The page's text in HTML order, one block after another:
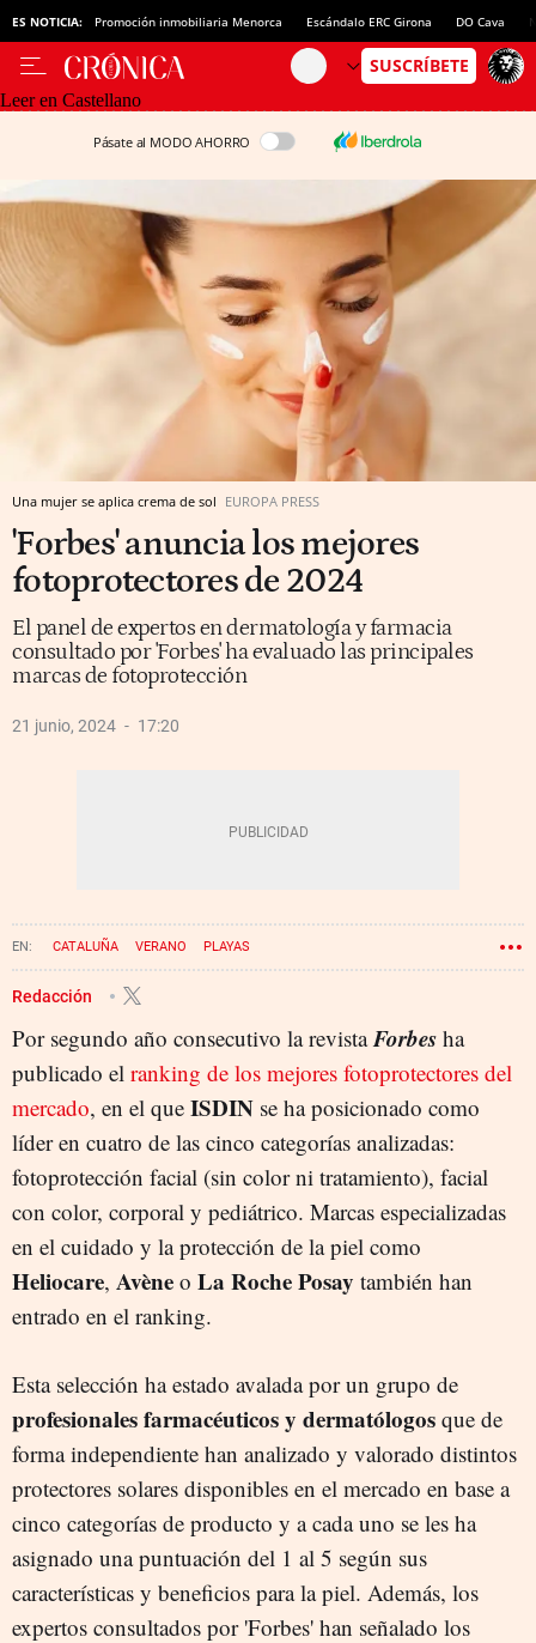
ES NOTICIA: Promoción inmobiliaria Menorca Escándalo ERC Girona DO Cava
Leer en Castellano
Pásate al MODO AHORRO
Una mujer se aplica crema de sol EUROPA PRESS
'Forbes' anuncia los mejores
fotoprotectores de 2024
El panel de expertos en dermatología y farmacia
consultado por 'Forbes' ha evaluado las principales
marcas de fotoprotección
21 junio, 2024 17:20
CATALUÑA VERANO PLAYAS
Redacción
Por segundo año consecutivo la revistaForbes ha
publicado el ranking de los mejores fotoprotectores del
mercado, en el que ISDIN se ha posicionado como
líder en cuatro de las cinco categorías analizadas:
fotoprotección facial (sin color ni tratamiento), facial
con color, corporal y pediátrico. Marcas especializadas
en el cuidado y la protección de la piel como
Heliocare, Avène o La Roche Posay también han
entrado en el ranking.
Esta selección ha estado avalada por un grupo de
profesionales farmacéuticos y dermatólogos que de
forma independiente han analizado y valorado distintos
protectores solares disponibles en el mercado en base a
cinco categorías de producto y a cada uno se les ha
asignado una puntuación del 1 al 5 según sus
características y beneficios para la piel. Además, los
expertos consultados por 'Forbes' han señalado los